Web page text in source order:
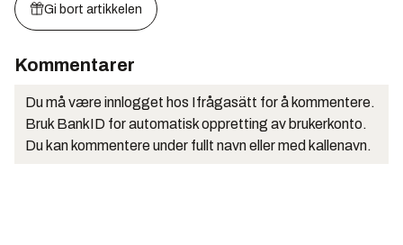
Gi bort artikkelen
Kommentarer
Du må være innlogget hos Ifrågasätt for å kommentere.
Bruk BankID for automatisk oppretting av brukerkonto.
Du kan kommentere under fullt navn eller med kallenavn.